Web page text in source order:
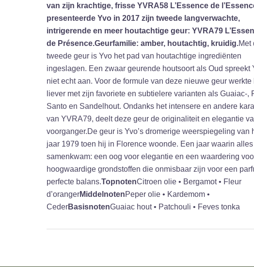
van zijn krachtige, frisse YVRA58 L’Essence de
presenteerde Yvo in 2017 zijn tweede langverwachte,
intrigerende en meer houtachtige geur: YVRA79
de Présence.Geurfamilie: amber, houtachtig, kruidig.Met
tweede geur is Yvo het pad van houtachtige ingrediënten
ingeslagen. Een zwaar geurende houtsoort als Oud spreekt
niet echt aan. Voor de formule van deze nieuwe geur werkte
liever met zijn favoriete en subtielere varianten als Guaiac-,
Santo en Sandelhout. Ondanks het intensere en andere
van YVRA79, deelt deze geur de originaliteit en elegantie
voorganger.De geur is Yvo’s dromerige weerspiegeling van
jaar 1979 toen hij in Florence woonde. Een jaar waarin alles
samenkwam: een oog voor elegantie en een waardering
hoogwaardige grondstoffen die onmisbaar zijn voor een
perfecte balans.TopnotenCitroen olie • Bergamot • Fleur
d’orangerMiddelnotenPeper olie • Kardemom •
CederBasisnotenGuaiac hout • Patchouli • Feves tonka